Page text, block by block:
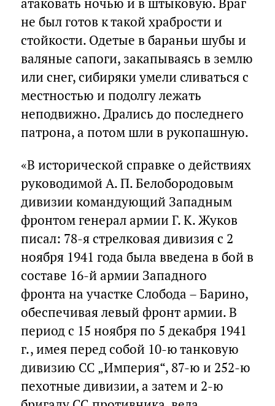
атаковать ночью и в штыковую. Враг
не был готов к такой храбрости и
стойкости. Одетые в бараньи шубы и
валяные сапоги, закапываясь в землю
или снег, сибиряки умели сливаться с
местностью и подолгу лежать
неподвижно. Дрались до последнего
патрона, а потом шли в рукопашную.
«В исторической справке о действиях
руководимой А. П. Белобородовым
дивизии командующий Западным
фронтом генерал армии Г. К. Жуков
писал: 78-я стрелковая дивизия с 2
ноября 1941 года была введена в бой в
составе 16-й армии Западного
фронта на участке Слобода – Барино,
обеспечивая левый фронт армии. В
период с 15 ноября по 5 декабря 1941
г., имея перед собой 10-ю танковую
дивизию СС „Империя“, 87-ю и 252-ю
пехотные дивизии, а затем и 2-ю